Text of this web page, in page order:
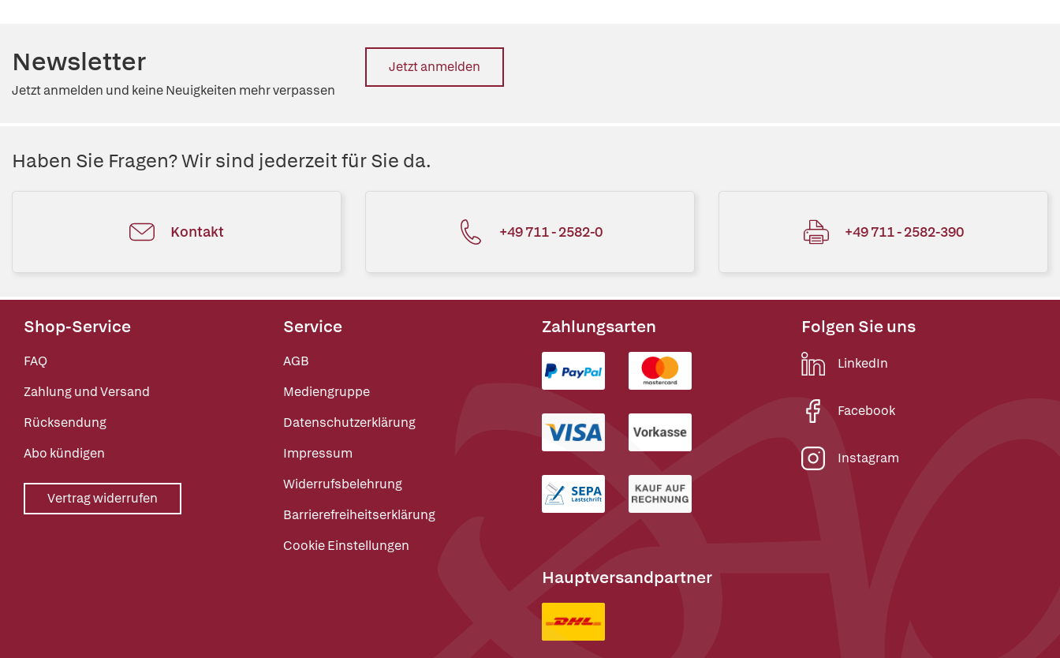
Newsletter
Jetzt anmelden und keine Neuigkeiten mehr verpassen
Jetzt anmelden
Haben Sie Fragen? Wir sind jederzeit für Sie da.
Kontakt +49 711 - 2582-0 +49 711 - 2582-390
Shop-Service
FAQ
Zahlung und Versand
Rücksendung
Abo kündigen
Vertrag widerrufen
Service
AGB
Mediengruppe
Datenschutzerklärung
Impressum
Widerrufsbelehrung
Barrierefreiheitserklärung
Cookie Einstellungen
Zahlungsarten
Hauptversandpartner
Folgen Sie uns
LinkedIn
Facebook
Instagram